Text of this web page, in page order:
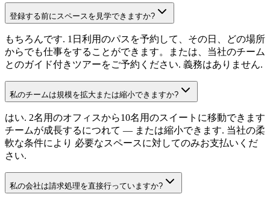
登録する前にスペースを見学できますか?
もちろんです. 1日利用のパスを予約して、その日、どの場所
からでも仕事をすることができます。または、当社のチーム
とのガイド付きツアーをご予約ください. 義務はありません.
私のチームは規模を拡大または縮小できますか?
はい. 2名用のオフィスから10名用のスイートに移動できます
チームが成長するにつれて — または縮小できます. 当社の柔
軟な条件により 必要なスペースに対してのみお支払いくだ
さい.
私の会社は請求処理を直接行っていますか?